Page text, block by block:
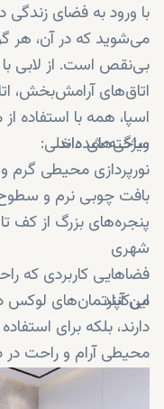
با ورود به فضای زندگی
می‌شوید که در آن، هر
بی‌نقص است. از لابی با
اتاق‌های آرامش‌بخش،
اسپا، همه با استفاده
ساخته شده‌اند.
ویژگی‌های داخلی:
نورپردازی محیطی گرم
بافت چوبی نرم و
پنجره‌های بزرگ از کف
شهری
فضاهایی کاربردی که
می‌کنند
این آپارتمان‌های
دارند، بلکه برای
محیطی آرام و راحت